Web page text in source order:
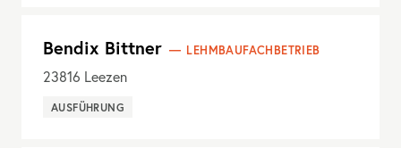
Bendix Bittner LEHMBAUFACHBETRIEB
23816 Leezen
AUSFÜHRUNG